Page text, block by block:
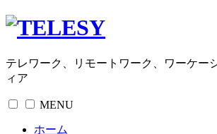
テレワーク、リモートワーク、ワーケー
ィア
MENU
ホーム